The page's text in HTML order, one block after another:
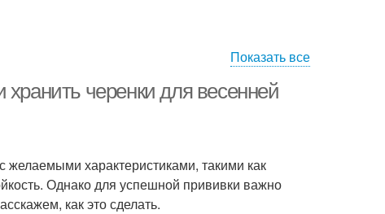
Показать все
хранить черенки для весенней
характеристиками, такими как
Однако для успешной прививки важно
как это сделать.